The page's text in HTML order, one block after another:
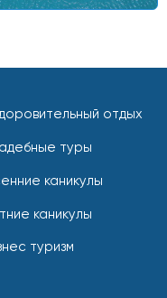
отдых
туры
каникулы
каникулы
туризм